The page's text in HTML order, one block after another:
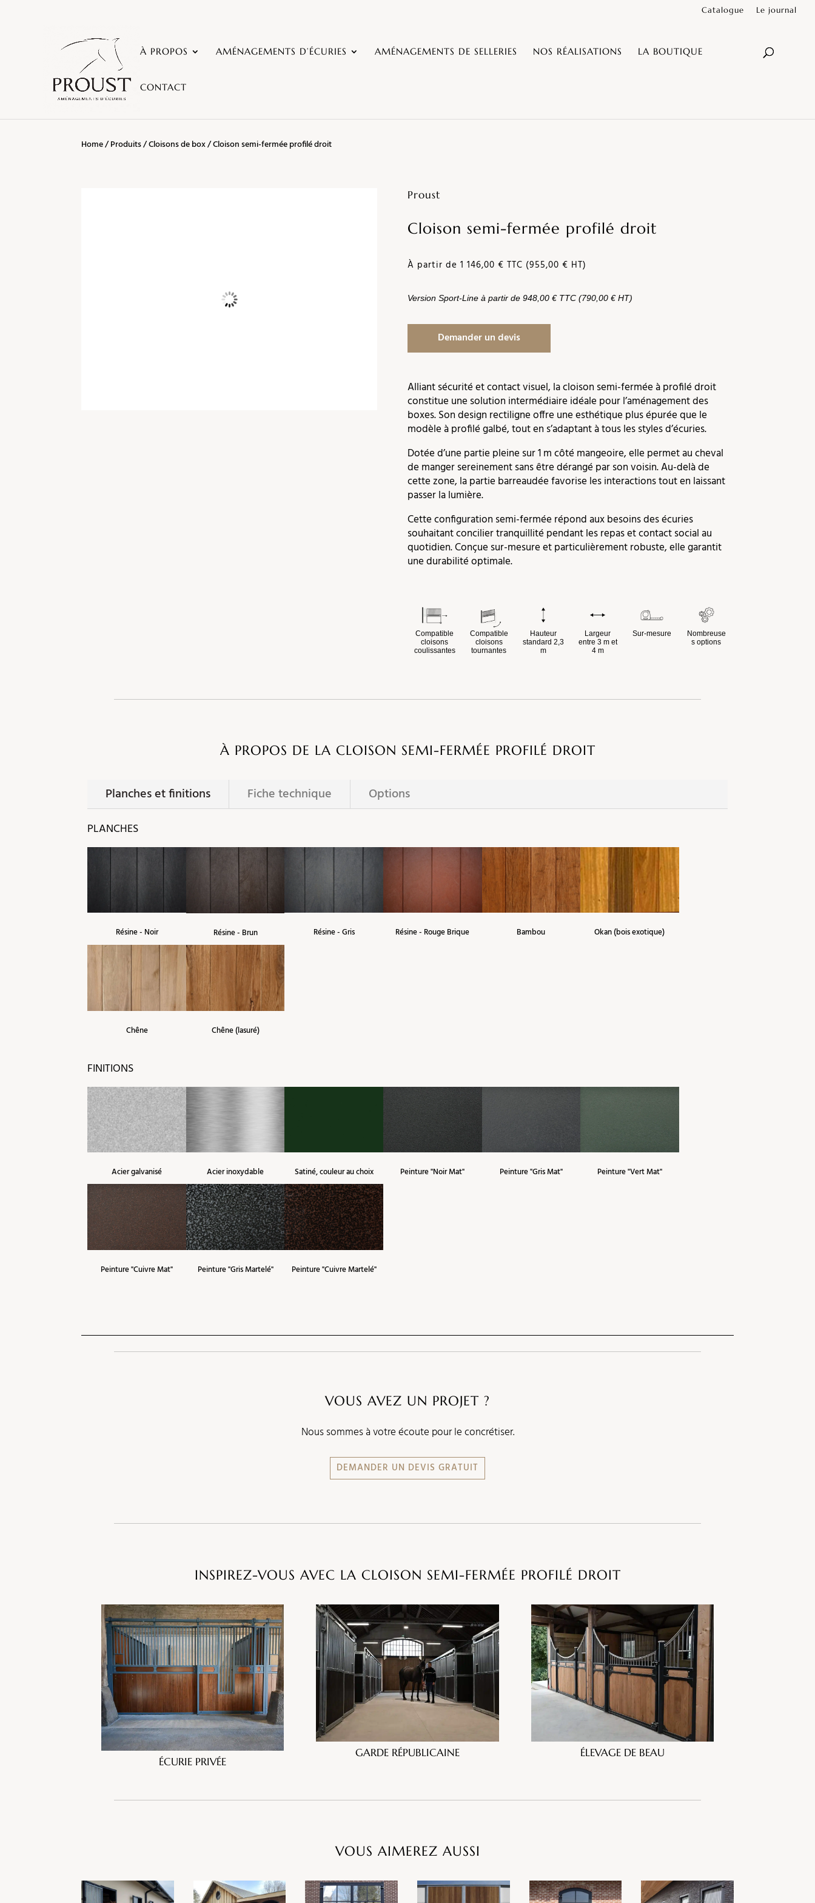
Catalogue Le journal
À PROPOS AMÉNAGEMENTS D’ÉCURIES AMÉNAGEMENTS DE SELLERIES NOS RÉALISATIONS LA BOUTIQUE
CONTACT
Home/Produits/Cloisons de box/ Cloison semi-fermée profilé droit
Proust
Cloison semi-fermée profilé droit
À partir de 1 146,00 € TTC (955,00 € HT)
Version Sport-Line à partir de 948,00 € TTC (790,00 € HT)
Demander un devis
Alliant sécurité et contact visuel, la cloison semi-fermée à profilé droit
constitue une solution intermédiaire idéale pour l’aménagement des
boxes. Son design rectiligne offre une esthétique plus épurée que le
modèle à profilé galbé, tout en s’adaptant à tous les styles d’écuries.
Dotée d’une partie pleine sur 1 m côté mangeoire, elle permet au cheval
de manger sereinement sans être dérangé par son voisin. Au-delà de
cette zone, la partie barreaudée favorise les interactions tout en laissant
passer la lumière.
Cette configuration semi-fermée répond aux besoins des écuries
souhaitant concilier tranquillité pendant les repas et contact social au
quotidien. Conçue sur-mesure et particulièrement robuste, elle garantit
une durabilité optimale.
Compatible
cloisons
coulissantes
Compatible
cloisons
tournantes
Hauteur
standard 2,3
m
Largeur
entre 3 m et
4 m
Sur-mesure
Nombreuse
s options
À PROPOS DE LA CLOISON SEMI-FERMÉE PROFILÉ DROIT
Planches et finitions Fiche technique Options
PLANCHES
Résine - Noir Résine - Brun Résine - Gris Résine - Rouge Brique Bambou Okan (bois exotique)
Chêne Chêne (lasuré)
FINITIONS
Acier galvanisé Acier inoxydable Satiné, couleur au choix Peinture "Noir Mat" Peinture "Gris Mat" Peinture "Vert Mat"
Peinture "Cuivre Mat" Peinture "Gris Martelé" Peinture "Cuivre Martelé"
VOUS AVEZ UN PROJET ?
Nous sommes à votre écoute pour le concrétiser.
DEMANDER UN DEVIS GRATUIT
INSPIREZ-VOUS AVEC LA CLOISON SEMI-FERMÉE PROFILÉ DROIT
ÉCURIE PRIVÉE
GARDE RÉPUBLICAINE ÉLEVAGE DE BEAU
VOUS AIMEREZ AUSSI